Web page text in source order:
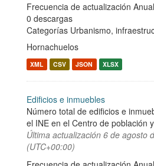
Frecuencia de actualización Anual
0 descargas
Categorías Urbanismo,
Hornachuelos
XML CSV JSON XLSX
Edificios e inmuebles
Número total de edificios e
el INE en el Centro de población
Última actualización 6 de agosto
(UTC+00:00)